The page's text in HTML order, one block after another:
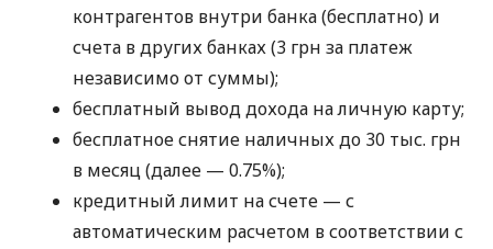
контрагентов внутри банка (бесплатно) и
счета в других банках (3 грн за платеж
независимо от суммы);
бесплатный вывод дохода на личную карту;
бесплатное снятие наличных до 30 тыс. грн
в месяц (далее — 0.75%);
кредитный лимит на счете — с
автоматическим расчетом в соответствии с